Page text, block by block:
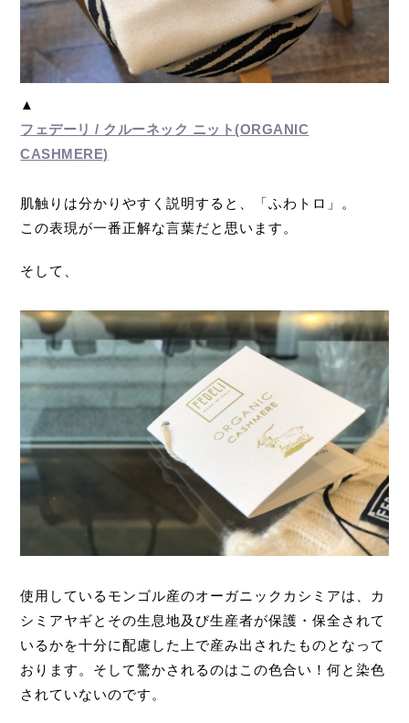
▲
フェデーリ / クルーネック ニット(ORGANIC
CASHMERE)
肌触りは分かりやすく説明すると、「ふわトロ」。
この表現が一番正解な言葉だと思います。
そして、
使用しているモンゴル産のオーガニックカシミアは、カ
シミアヤギとその生息地及び生産者が保護・保全されて
いるかを十分に配慮した上で産み出されたものとなって
おります。そして驚かされるのはこの色合い！何と染色
されていないのです。